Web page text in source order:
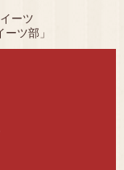
ーツ
ツ部」